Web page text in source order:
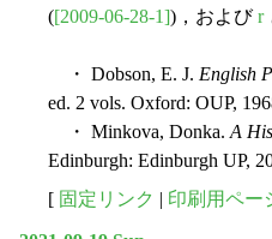
([2009-06-28-1])，およびr
・ Dobson, E. J. English
ed. 2 vols. Oxford: OUP,
・ Minkova, Donka.A
Edinburgh: Edinburgh UP,
[ 固定リンク | 印刷用ペー